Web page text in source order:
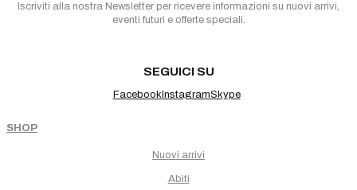
Iscriviti alla nostra Newsletter per ricevere informazioni su nuovi arrivi,
eventi futuri e offerte speciali.
SEGUICI SU
FacebookInstagramSkype
SHOP
Nuovi arrivi
Abiti